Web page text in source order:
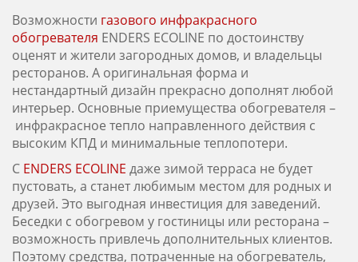
Возможности газового инфракрасного
обогревателя ENDERS ECOLINE по достоинству
оценят и жители загородных домов, и владельцы
ресторанов. А оригинальная форма и
нестандартный дизайн прекрасно дополнят любой
интерьер. Основные приемущества обогревателя –
инфракрасное тепло направленного действия с
высоким КПД и минимальные теплопотери.
С ENDERS ECOLINE даже зимой терраса не будет
пустовать, а станет любимым местом для родных и
друзей. Это выгодная инвестиция для заведений.
Беседки с обогревом у гостиницы или ресторана –
возможность привлечь дополнительных клиентов.
Поэтому средства, потраченные на обогреватель,